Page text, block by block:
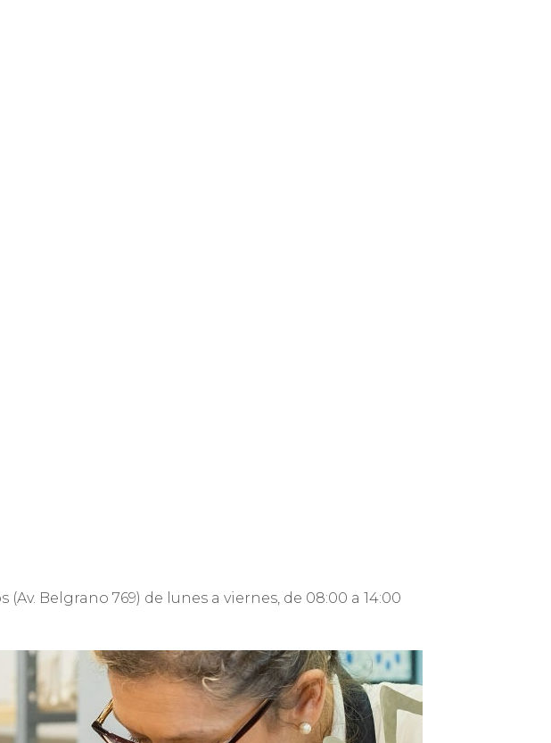
Belgrano 769) de lunes a viernes, de 08:00 a 14:00